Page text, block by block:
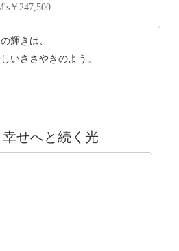
￥247,500
輝きは、
いささやきのよう。
せへと続く光